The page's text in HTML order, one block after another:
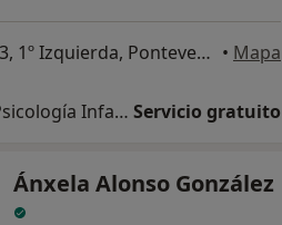
Rúa Michelena 3, 1º Izquierda, Pontevedra • Mapa
Primera visita Psicología Infantil Servicio gratuito
Ánxela Alonso González